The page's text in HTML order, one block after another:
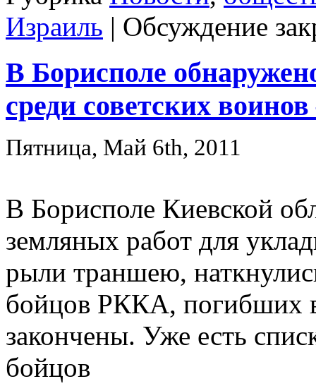
Израиль | Обсуждение
В Борисполе
среди советских
Пятница, Май 6th, 2011
В Борисполе Киевской
земляных работ для
рыли траншею,
бойцов РККА, погибших
закончены. Уже есть
бойцов